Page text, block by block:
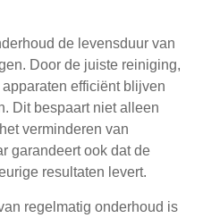
de levensduur van
Door de juiste reiniging,
efficiënt blijven
Dit bespaart niet alleen
verminderen van
garandeert ook dat de
resultaten levert.
regelmatig onderhoud is